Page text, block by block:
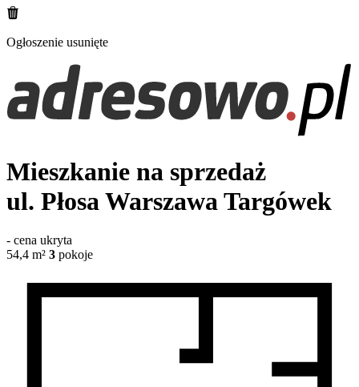
Ogłoszenie usunięte
Mieszkanie na sprzedaż
ul. Płosa Warszawa Targówek
- cena ukryta
54,4 m² 3 pokoje